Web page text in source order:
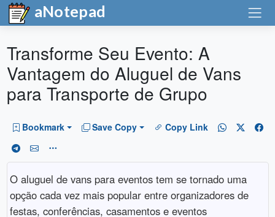
aNotepad
Transforme Seu Evento: A
Vantagem do Aluguel de Vans
para Transporte de Grupo
Bookmark Save Copy Copy Link
O aluguel de vans para eventos tem se tornado uma
opção cada vez mais popular entre organizadores de
festas, conferências, casamentos e eventos